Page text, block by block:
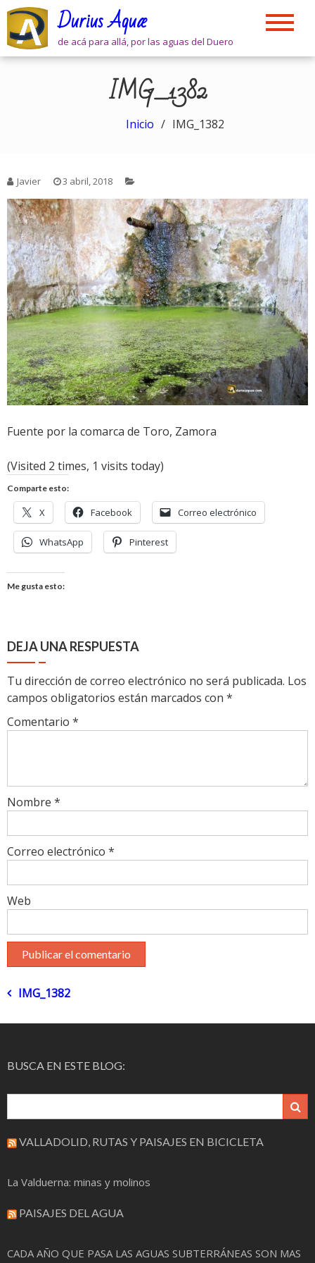
Skip
content
Durius Aquæ
de acá para allá, por las aguas del Duero
IMG_1382
Inicio IMG_1382
Javier 3 abril, 2018
Fuente por la comarca de Toro, Zamora
(Visited 2 times, 1 visits today)
Comparte esto:
X Facebook Correo electrónico
WhatsApp Pinterest
Me gusta esto:
DEJA UNA RESPUESTA
Tu dirección de correo electrónico no será publicada. Los
campos obligatorios están marcados con *
Comentario *
Nombre *
Correo electrónico *
Web
Navegación
de
IMG_1382
BUSCA EN ESTE BLOG:
VALLADOLID, RUTAS Y PAISAJES EN BICICLETA
La Valduerna: minas y molinos
PAISAJES DEL AGUA
CADA AÑO QUE PASA LAS AGUAS SUBTERRÁNEAS SON MAS